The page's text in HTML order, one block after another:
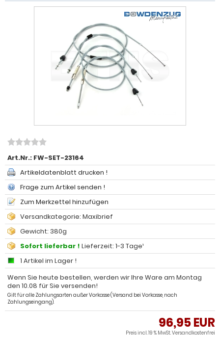
Art.Nr.: FW-SET-23164
Artikeldatenblatt drucken !
Frage zum Artikel senden !
Zum Merkzettel hinzufügen
Versandkategorie: Maxibrief
Gewicht: 380g
Sofort lieferbar ! Lieferzeit: 1-3 Tage¹
1 Artikel im Lager !
Wenn Sie heute bestellen, werden wir Ihre Ware am Montag
den 10.08 für Sie versenden!
Gilt für alle Zahlungsarten außer Vorkasse (Versand bei Vorkasse, nach
Zahlungseingang).
96,95 EUR
Preis incl. 19 % MwSt.Versandkostenfrei